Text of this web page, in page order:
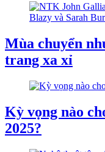
Mùa chuyển
trang xa xỉ
Kỳ vọng nào
2025?